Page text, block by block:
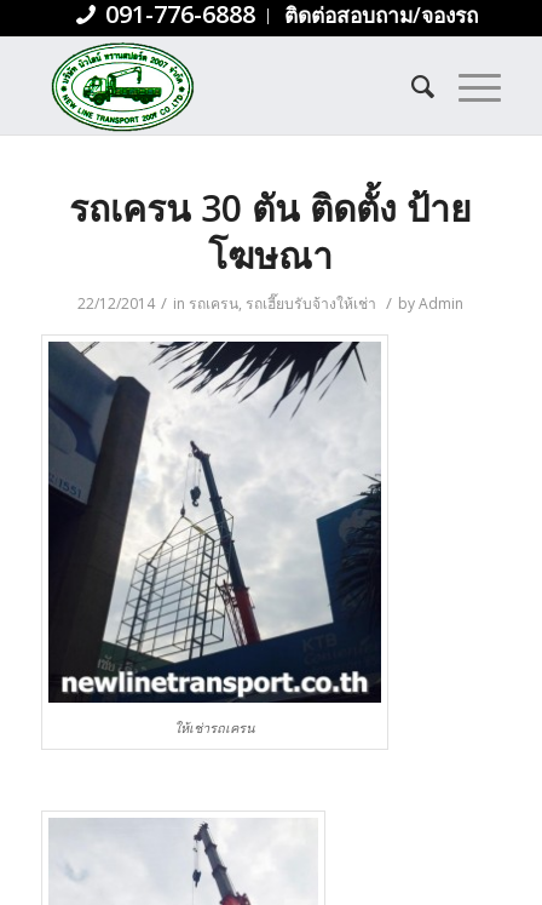
091-776-6888 ติดต่อสอบถาม/จองรถ
Blog - Latest News
You are here: Home
รถเครน 30 ตัน ติดตั้ง ป้าย โฆษณา...
รถเครน 30 ตัน ติดตั้ง ป้าย
โฆษณา
22/12/2014 / in รถเครน, รถเฮี๊ยบรับจ้างให้เช่า / byAdmin
ให้เช่ารถเครน